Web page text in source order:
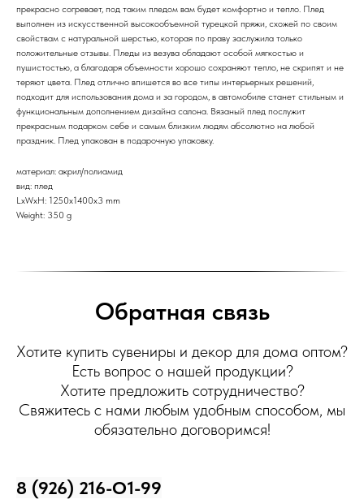
прекрасно согревает, под таким пледом вам будет комфортно и тепло. Плед
выполнен из искусственной высокообъемной турецкой пряжи, схожей по своим
свойствам с натуральной шерстью, которая по праву заслужила только
положительные отзывы. Пледы из везува обладают особой мягкостью и
пушистостью, а благодаря объемности хорошо сохраняют тепло, не скрипят и не
теряют цвета. Плед отлично впишется во все типы интерьерных решений,
подходит для использования дома и за городом, в автомобиле станет стильным и
функциональным дополнением дизайна салона. Вязаный плед послужит
прекрасным подарком себе и самым близким людям абсолютно на любой
праздник. Плед упакован в подарочную упаковку.
материал: акрил/полиамид
вид: плед
LxWxH: 1250x1400x3 mm
Weight: 350 g
Обратная связь
Хотите купить сувениры и декор для дома оптом?
Есть вопрос о нашей продукции?
Хотите предложить сотрудничество?
Свяжитесь с нами любым удобным способом, мы
обязательно договоримся!
8 (926) 216-О1-99